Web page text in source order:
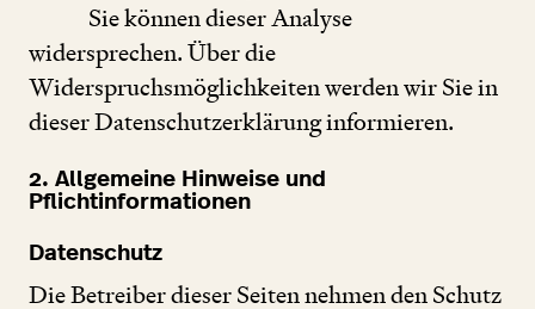
Sie können dieser Analyse
widersprechen. Über die
Widerspruchsmöglichkeiten werden wir Sie in
dieser Datenschutzerklärung informieren.
2. Allgemeine Hinweise und
Pflichtinformationen
Datenschutz
Die Betreiber dieser Seiten nehmen den Schutz